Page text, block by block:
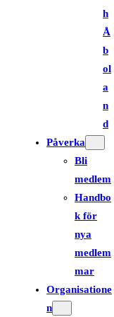
h
Å
b
ol
a
n
d
Påverka
Bli
medlem
Handbo
k för
nya
medlem
mar
Organisatione
n